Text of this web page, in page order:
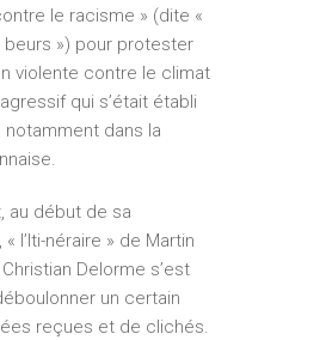
le racisme » (dite «
beurs ») pour protester
violente contre le climat
qui s’était établi
notamment dans la
au début de sa
l’Iti-néraire » de Martin
Delorme s’est
un certain
reçues et de clichés.